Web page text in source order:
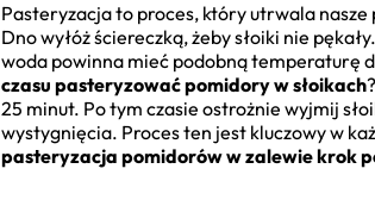
Pasteryzacja to proces, który utrwala
Dno wyłóż ściereczką, żeby słoiki nie
woda powinna mieć podobną temperaturę
czasu pasteryzować pomidory w słoikach
25 minut. Po tym czasie ostrożnie wyjmij
wystygnięcia. Proces ten jest kluczowy w
pasteryzacja pomidorów w zalewie krok